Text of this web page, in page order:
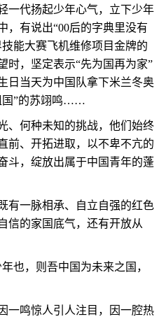
代扬起少年心气，立下少年
，有说出“00后的字典里没有
能大赛飞机维修项目金牌的
时，坚定表示“先为国再为家”
日当天为中国队拿下米兰冬奥
国”的苏翊鸣……
何种未知的挑战，他们始终
前、开拓进取，以不卑不亢的
斗，绽放出属于中国青年的蓬
一脉相承、自立自强的红色
信的家国底气，还有开放从
，则吾中国为未来之国，
鸣惊人引人注目，因一腔热